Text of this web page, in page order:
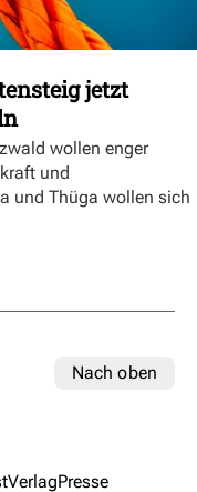
jetzt
wollen enger
und
und Thüga wollen sich
Nach oben
VerlagPresse